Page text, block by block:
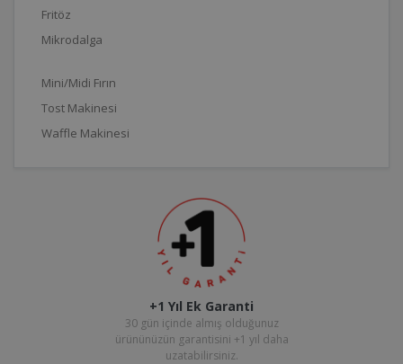
Fritöz
Mikrodalga
Mini/Midi Fırın
Tost Makinesi
Waffle Makinesi
+1 Yıl Ek Garanti
30 gün içinde almış olduğunuz
ürününüzün garantisini +1 yıl daha
uzatabilirsiniz.